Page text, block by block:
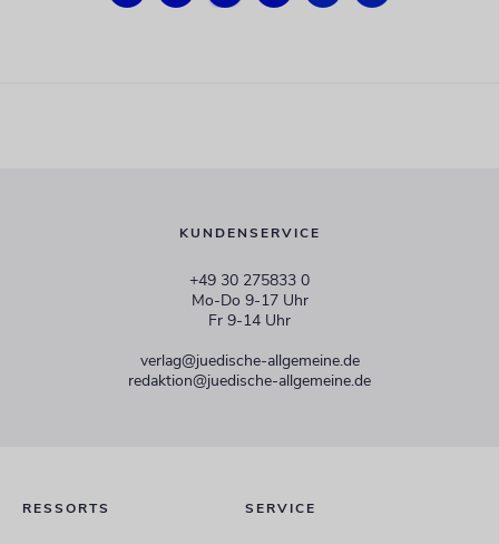
KUNDENSERVICE
+49 30 275833 0
Mo-Do 9-17 Uhr
Fr 9-14 Uhr
verlag@juedische-allgemeine.de
redaktion@juedische-allgemeine.de
RESSORTS SERVICE